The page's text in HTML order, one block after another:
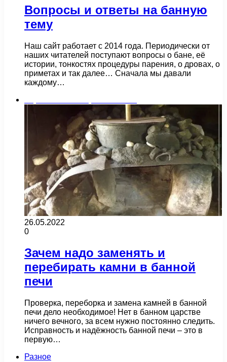
Вопросы и ответы на банную
тему
Наш сайт работает с 2014 года. Периодически от
наших читателей поступают вопросы о бане, её
истории, тонкостях процедуры парения, о дровах, о
приметах и так далее… Сначала мы давали
каждому…
26.05.2022
0
Зачем надо заменять и
перебирать камни в банной
печи
Проверка, переборка и замена камней в банной
печи дело необходимое! Нет в банном царстве
ничего вечного, за всем нужно постоянно следить.
Исправность и надёжность банной печи – это в
первую…
Разное